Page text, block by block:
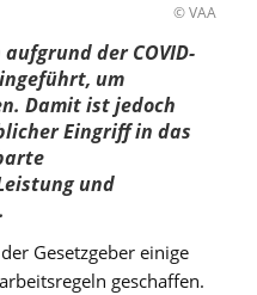
© VAA
der COVID-
um
Damit ist jedoch
Eingriff in das
und
Gesetzgeber einige
geschaffen.